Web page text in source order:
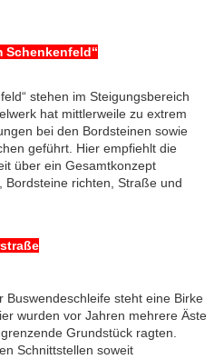
Schenkenfeld“
stehen im Steigungsbereich
hat mittlerweile zu extrem
bei den Bordsteinen sowie
geführt. Hier empfiehlt die
über ein Gesamtkonzept
Bordsteine richten, Straße und
steht eine Birke
wurden vor Jahren mehrere Äste
Grundstück ragten.
Schnittstellen soweit